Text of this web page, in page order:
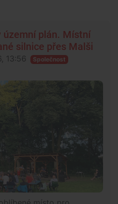
územní plán. Místní
silnice přes Malši
13:56
Společnost